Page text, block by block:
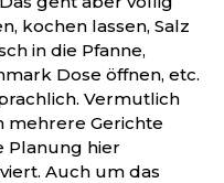
kochen lassen, Salz
in die Pfanne,
Dose öffnen, etc.
Vermutlich
mehrere Gerichte
Planung hier
Auch um das